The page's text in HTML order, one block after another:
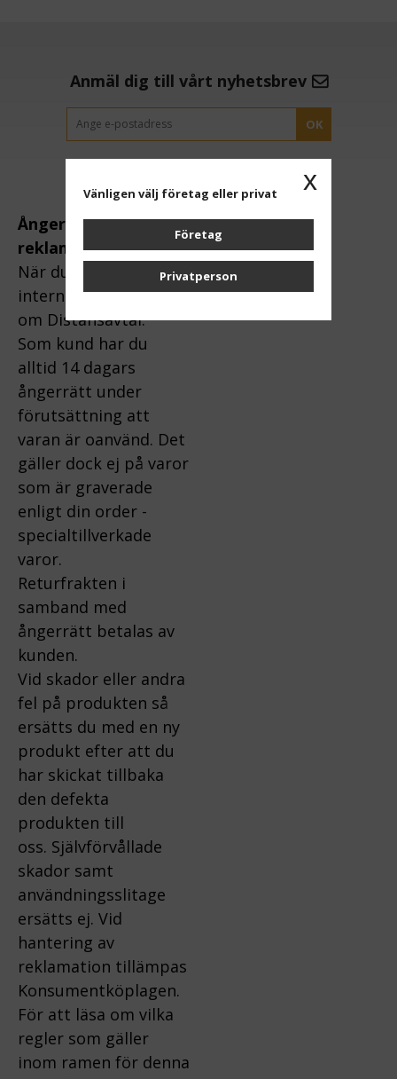
Anmäl dig till vårt nyhetsbrev
OK
Ångerrätt och
reklamation:
När du handlar via
internet gäller lagen
om Distansavtal.
Som kund har du
alltid 14 dagars
ångerrätt under
förutsättning att
varan är oanvänd. Det
gäller dock ej på varor
som är graverade
enligt din order -
specialtillverkade
varor.
Returfrakten i
samband med
ångerrätt betalas av
kunden.
Vid skador eller andra
fel på produkten så
ersätts du med en ny
produkt efter att du
har skickat tillbaka
den defekta
produkten till
oss. Självförvållade
skador samt
användningsslitage
ersätts ej. Vid
hantering av
reklamation tillämpas
Konsumentköplagen.
För att läsa om vilka
regler som gäller
inom ramen för denna
x
Vänligen välj företag eller privat
Företag
Privatperson